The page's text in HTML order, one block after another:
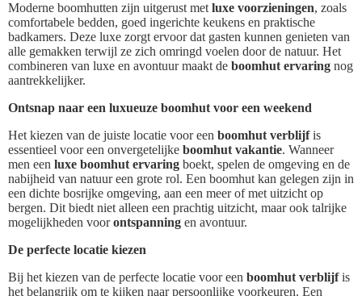
Moderne boomhutten zijn uitgerust met luxe voorzieningen, zoals
comfortabele bedden, goed ingerichte keukens en praktische
badkamers. Deze luxe zorgt ervoor dat gasten kunnen genieten van
alle gemakken terwijl ze zich omringd voelen door de natuur. Het
combineren van luxe en avontuur maakt de boomhut ervaring nog
aantrekkelijker.
Ontsnap naar een luxueuze boomhut voor een weekend
Het kiezen van de juiste locatie voor een boomhut verblijfis
essentieel voor een onvergetelijke boomhut vakantie. Wanneer
men een luxe boomhut ervaring boekt, spelen de omgeving en de
nabijheid van natuur een grote rol. Een boomhut kan gelegen zijn in
een dichte bosrijke omgeving, aan een meer of met uitzicht op
bergen. Dit biedt niet alleen een prachtig uitzicht, maar ook talrijke
mogelijkheden voorontspanning en avontuur.
De perfecte locatie kiezen
Bij het kiezen van de perfecte locatie voor een boomhut verblijfis
het belangrijk om te kijken naar persoonlijke voorkeuren. Een